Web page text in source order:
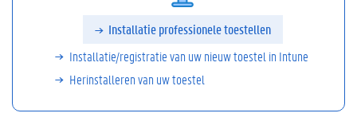
Installatie professionele toestellen
Installatie/registratie van uw nieuw toestel in Intune
Herinstalleren van uw toestel